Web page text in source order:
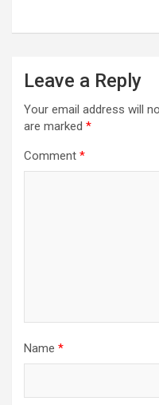
Leave a Reply
Your email address will
are marked *
Comment *
Name *